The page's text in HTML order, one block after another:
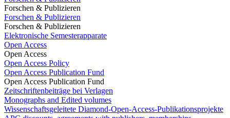
Forschen & Publizieren
Forschen & Publizieren
Forschen & Publizieren
Elektronische Semesterapparate
Open Access
Open Access
Open Access Policy
Open Access Publication Fund
Open Access Publication Fund
Zeitschriftenbeiträge bei Verlagen
Monographs and Edited volumes
Wissenschaftsgeleitete Diamond-Open-Access-Publikationsprojekte